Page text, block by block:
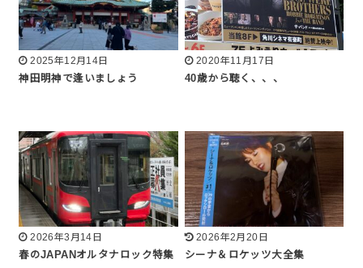
2025年12月14日
神田明神で逢いましょう
2020年11月17日
40歳から聴く、、、
2026年3月14日
春のJAPANオルタナロック特集
2026年2月20日
シーナ＆ロケッツ大全集